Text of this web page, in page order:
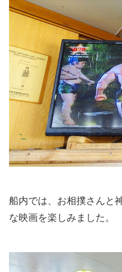
船内では、お相撲さんと
な映画を楽しみました。